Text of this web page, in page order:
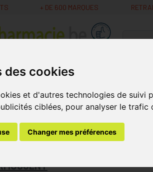
des cookies
et d'autres technologies de
ciblées, pour analyser le
Changer mes préférences
+ DE 600 MARQUES
Parapharmacie -
Vétérinaire Soins du Pelage et de la Peau
Essential 6